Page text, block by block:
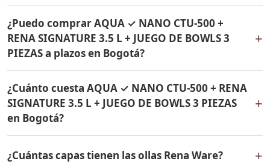
fabricados en acero inoxidable quirúrgico 18/10.
JUEGO DE BOWLS 3 PIEZAS tiene un 36% de descuento.
Contáctame por WhatsApp para conocer el precio
actual. Aplica para Bogotá y todo Colombia.
¿Puedo comprar AQUA ✓ NANO CTU-500 +
RENA SIGNATURE 3.5 L + JUEGO DE BOWLS 3
PIEZAS a plazos en Bogotá?
+
SIGNATURE 3.5 L + JUEGO DE BOWLS 3 PIEZAS con solo
el 10% de inicial y pagar en cuotas mensuales de 12, 18
o 24 meses. Aplica para Bogotá y todo Colombia.
¿Cuánto cuesta AQUA ✓ NANO CTU-500 + RENA
SIGNATURE 3.5 L + JUEGO DE BOWLS 3 PIEZAS
en Bogotá?
+
3.5 L + JUEGO DE BOWLS 3 PIEZAS es el mismo en todo
¿Cuántas capas tienen las ollas Rena Ware? +